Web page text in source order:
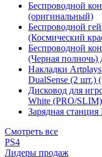
Беспроводной
(оригинальный)
Беспроводной
(Космический
Беспроводной
(Черная полночь)
Накладки
DualSense (2 шт.)
Дисковод для
White (PRO/SLIM)
Зарядная станция
Смотреть все
PS4
Лидеры продаж